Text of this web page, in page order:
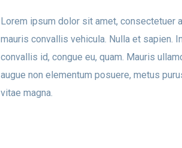
Lorem ipsum dolor sit amet, consectetuer
mauris convallis vehicula. Nulla et sapien.
convallis id, congue eu, quam. Mauris
augue non elementum posuere, metus
vitae magna.